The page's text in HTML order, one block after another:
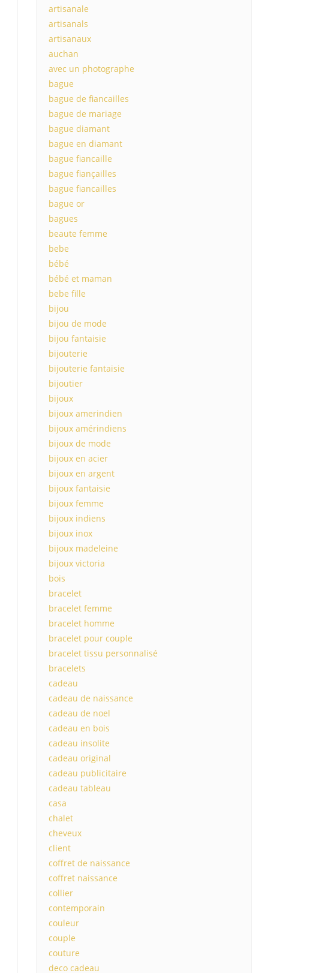
artisanale
artisanals
artisanaux
auchan
avec un photographe
bague
bague de fiancailles
bague de mariage
bague diamant
bague en diamant
bague fiancaille
bague fiançailles
bague fiancailles
bague or
bagues
beaute femme
bebe
bébé
bébé et maman
bebe fille
bijou
bijou de mode
bijou fantaisie
bijouterie
bijouterie fantaisie
bijoutier
bijoux
bijoux amerindien
bijoux amérindiens
bijoux de mode
bijoux en acier
bijoux en argent
bijoux fantaisie
bijoux femme
bijoux indiens
bijoux inox
bijoux madeleine
bijoux victoria
bois
bracelet
bracelet femme
bracelet homme
bracelet pour couple
bracelet tissu personnalisé
bracelets
cadeau
cadeau de naissance
cadeau de noel
cadeau en bois
cadeau insolite
cadeau original
cadeau publicitaire
cadeau tableau
casa
chalet
cheveux
client
coffret de naissance
coffret naissance
collier
contemporain
couleur
couple
couture
deco cadeau